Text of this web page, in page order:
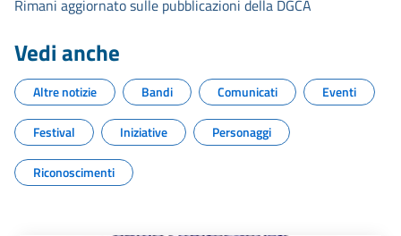
Rimani aggiornato sulle pubblicazioni della DGCA
Vedi anche
Altre notizie Bandi Comunicati Eventi
Festival Iniziative Personaggi
Riconoscimenti